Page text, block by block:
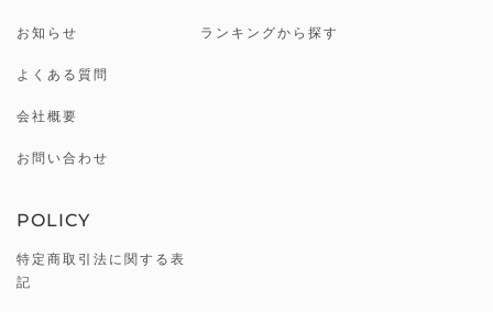
お知らせ
よくある質問
会社概要
お問い合わせ
ランキングから探す
POLICY
特定商取引法に関する表
記